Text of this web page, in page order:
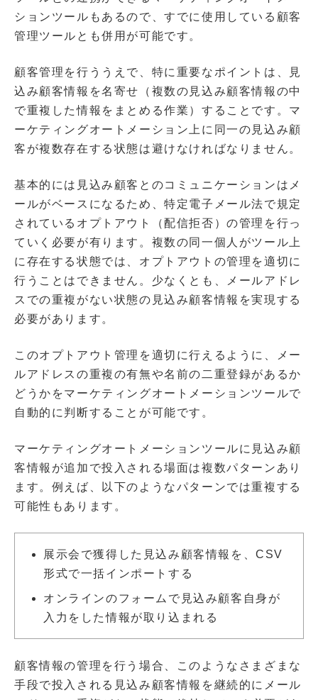
ションツールもあるので、すでに使用している顧客
管理ツールとも併用が可能です。
顧客管理を行ううえで、特に重要なポイントは、見
込み顧客情報を名寄せ（複数の見込み顧客情報の中
で重複した情報をまとめる作業）することです。マ
ーケティングオートメーション上に同一の見込み顧
客が複数存在する状態は避けなければなりません。
基本的には見込み顧客とのコミュニケーションはメ
ールがベースになるため、特定電子メール法で規定
されているオプトアウト（配信拒否）の管理を行っ
ていく必要が有ります。複数の同一個人がツール上
に存在する状態では、オプトアウトの管理を適切に
行うことはできません。少なくとも、メールアドレ
スでの重複がない状態の見込み顧客情報を実現する
必要があります。
このオプトアウト管理を適切に行えるように、メー
ルアドレスの重複の有無や名前の二重登録があるか
どうかをマーケティングオートメーションツールで
自動的に判断することが可能です。
マーケティングオートメーションツールに見込み顧
客情報が追加で投入される場面は複数パターンあり
ます。例えば、以下のようなパターンでは重複する
可能性もあります。
展示会で獲得した見込み顧客情報を、CSV
形式で一括インポートする
オンラインのフォームで見込み顧客自身が
入力をした情報が取り込まれる
顧客情報の管理を行う場合、このようなさまざまな
手段で投入される見込み顧客情報を継続的にメール